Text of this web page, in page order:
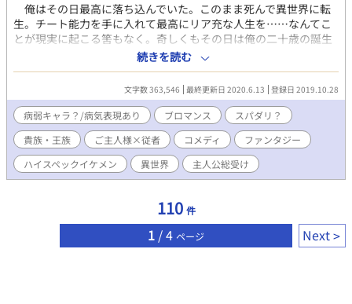
俺はその日最高に落ち込んでいた。このまま死んで異世界に転
生。チート能力を手に入れて最高にリア充な人生を……なんてこ
とが現実に起こる筈もなく。奇しくもその日は俺の二十歳の誕生
日だった。初めて飲む酒はヤケ酒で。簡単に酒に呑まれちまった
俺はフラフラと渋谷の繁華街を彷徨い歩いた。ふと気づいたら、
全く知らない路地（？）に立っていたんだ。そうだな、辺りの建
物や雰囲気でいったら……ビクトリア調時代風？ て、まさかな
ぁ。俺、さっきいつもの道を歩いていた筈だよな？ どこだよ、
ここ。酔いつぶれて寝ちまったのか？ 「君、どうかしたのか
い？」 その時、背後にフルートみたいに澄んだ柔らかい声が響
いた。突然、そう話しかけてくる声に振り向いた。そこにいたの
は……。 黄金の髪、真珠の肌、ピンクサファイアの唇、そして
た、まるで全身が宝石で出来ているような超絶美形男子だった。
えーと、確か電気の光と太陽光で色が変わって見える宝石、あっ
たような……。後で聞いたら、そんな風に光によって赤から青に
変化する宝石は『ベキリーブルーガーネット』と言うらしい。何
続きを読む
文字数 363,546 最終更新日 2020.6.13 登録日 2019.10.28
病弱キャラ？/病気表現あり ブロマンス
スパダリ？
貴族・王族
ご主人様×従者 コメディ
ファンタジー
ハイスペックイケメン
異世界 主人公総受け
110 件
1 / 4 ページ Next